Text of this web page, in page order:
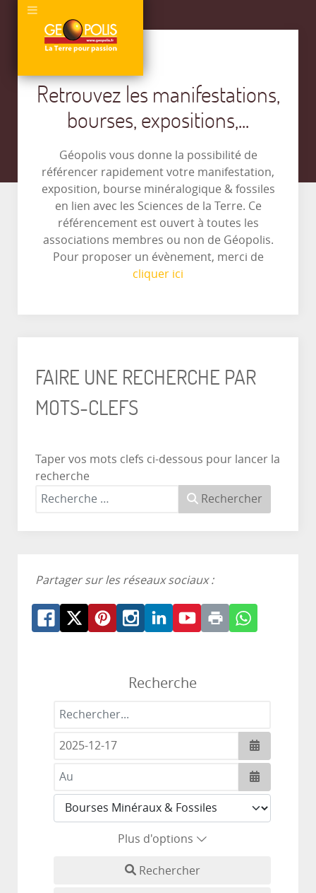
Retrouvez les manifestations,
bourses, expositions,...
Géopolis vous donne la possibilité de
référencer rapidement votre manifestation,
exposition, bourse minéralogique & fossiles
en lien avec les Sciences de la Terre. Ce
référencement est ouvert à toutes les
associations membres ou non de Géopolis.
Pour proposer un évènement, merci de
cliquer ici
FAIRE UNE RECHERCHE PAR
MOTS-CLEFS
Taper vos mots clefs ci-dessous pour lancer la
recherche
Rechercher
Partager sur les réseaux sociaux :
Recherche
Rechercher...
Ouvrir le
Ouvrir le
Plus d'options
Rechercher